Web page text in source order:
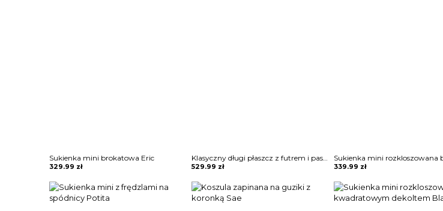
Sukienka mini brokatowa Eric
329.99 zł
Klasyczny długi płaszcz z futrem i paskiem Sherri
529.99 zł 339.99 zł